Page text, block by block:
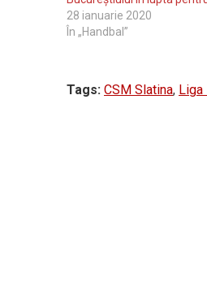
28 ianuarie 2020
În „Handbal”
Tags: CSM Slatina, Liga